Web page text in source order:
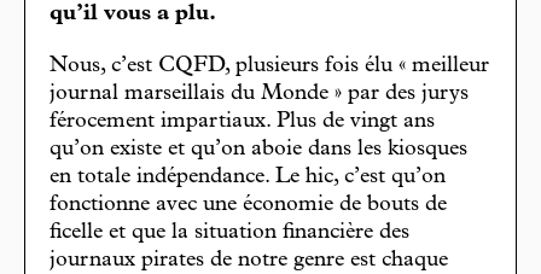
qu’il vous a plu.
Nous, c’est CQFD, plusieurs fois élu « meilleur
journal marseillais du Monde » par des jurys
férocement impartiaux. Plus de vingt ans
qu’on existe et qu’on aboie dans les kiosques
en totale indépendance. Le hic, c’est qu’on
fonctionne avec une économie de bouts de
ficelle et que la situation financière des
journaux pirates de notre genre est chaque